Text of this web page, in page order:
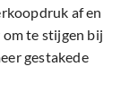
af en
te stijgen bij
gestakede